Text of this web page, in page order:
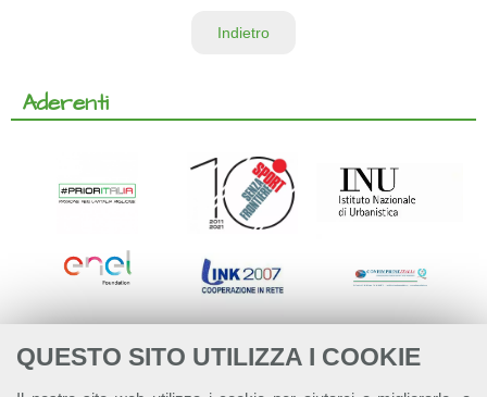
QUESTO SITO UTILIZZA I COOKIE
Indietro
Aderenti